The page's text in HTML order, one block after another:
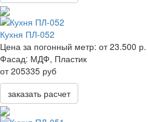
Кухня ПЛ-052
Цена за погонный метр: от 23.500 р.
Фасад: МДФ, Пластик
от 205335 руб
заказать расчет